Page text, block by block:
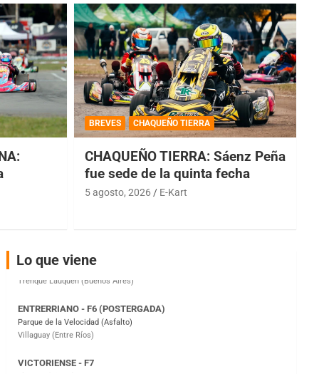
BREVES CHAQUEÑO TIERRA
CHAQUEÑO TIERRA: Sáenz Peña
fue sede de la quinta fecha
5 agosto, 2026 E-Kart
Lo que viene
COBERTURA ESPECIAL DE E-KART.COM.AR
08/09-AGO
IAME SERIES ARGENTINA 6
Ramiro Tot (Asfalto)
Baradero (Buenos Aires)
Parque de la Velocidad (Asfalto)
VICTORIENSE - F7
El Cerro (Tierra)
Victoria (Entre Ríos)
PATAGONICO - F6